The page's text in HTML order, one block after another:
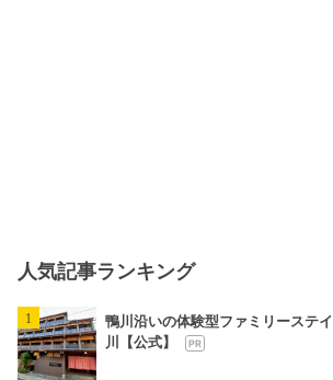
人気記事ランキング
1
鴨川沿いの体験型ファミリーステ
川【公式】